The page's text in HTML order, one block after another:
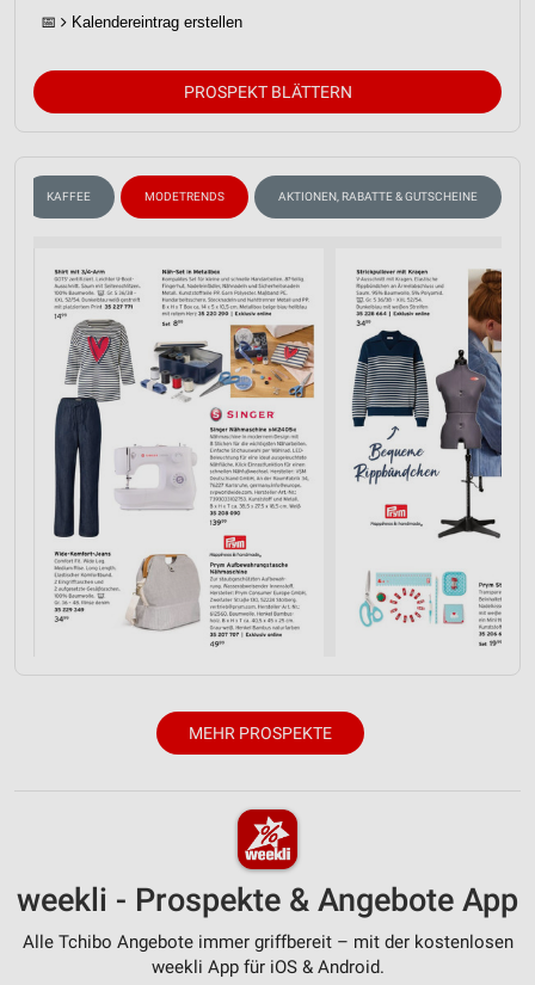
📅 Kalendereintrag erstellen
PROSPEKT BLÄTTERN
KAFFEE MODETRENDS AKTIONEN, RABATTE & GUTSCHEINE
MEHR PROSPEKTE
weekli - Prospekte & Angebote App
Alle Tchibo Angebote immer griffbereit – mit der kostenlosen
weekli App für iOS & Android.